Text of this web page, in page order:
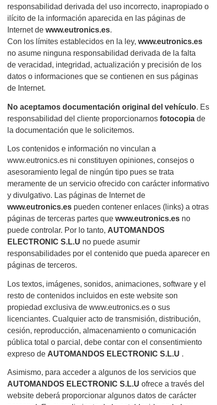
responsabilidad derivada del uso incorrecto, inapropiado o
ilícito de la información aparecida en las páginas de
Internet de www.eutronics.es.
Con los límites establecidos en la ley, www.eutronics.es
no asume ninguna responsabilidad derivada de la falta
de veracidad, integridad, actualización y precisión de los
datos o informaciones que se contienen en sus páginas
de Internet.
No aceptamos documentación original del vehículo. Es
responsabilidad del cliente proporcionarnos fotocopia de
la documentación que le solicitemos.
Los contenidos e información no vinculan a
www.eutronics.es ni constituyen opiniones, consejos o
asesoramiento legal de ningún tipo pues se trata
meramente de un servicio ofrecido con carácter informativo
y divulgativo. Las páginas de Internet de
www.eutronics.es pueden contener enlaces (links) a otras
páginas de terceras partes que www.eutronics.es no
puede controlar. Por lo tanto, AUTOMANDOS
ELECTRONIC S.L.U no puede asumir
responsabilidades por el contenido que pueda aparecer en
páginas de terceros.
Los textos, imágenes, sonidos, animaciones, software y el
resto de contenidos incluidos en este website son
propiedad exclusiva de www.eutronics.es o sus
licenciantes. Cualquier acto de transmisión, distribución,
cesión, reproducción, almacenamiento o comunicación
pública total o parcial, debe contar con el consentimiento
expreso de AUTOMANDOS ELECTRONIC S.L.U .
Asimismo, para acceder a algunos de los servicios que
AUTOMANDOS ELECTRONIC S.L.U ofrece a través del
website deberá proporcionar algunos datos de carácter